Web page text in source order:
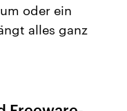
oder ein
alles ganz